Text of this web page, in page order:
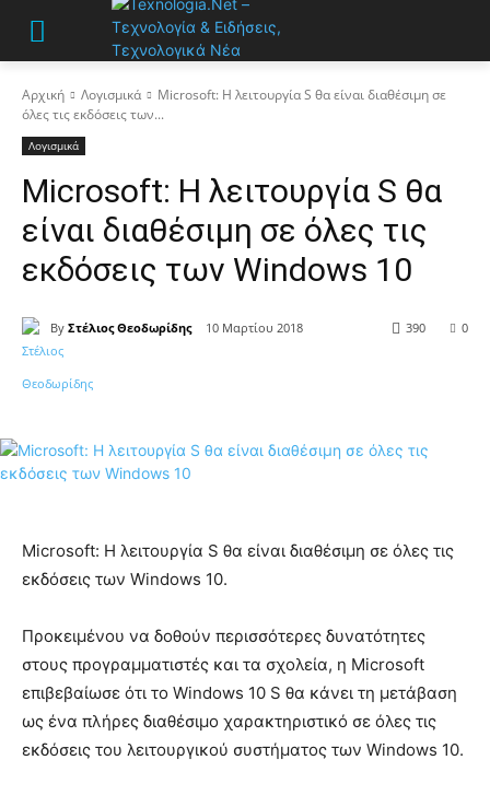
Αρχική Λογισμικά
Microsoft: Η λειτουργία S θα είναι διαθέσιμη σε
όλες τις εκδόσεις των...
Λογισμικά
Microsoft: Η λειτουργία S θα
είναι διαθέσιμη σε όλες τις
εκδόσεις των Windows 10
By Στέλιος Θεοδωρίδης 10 Μαρτίου 2018 0
390
Microsoft: Η λειτουργία S θα είναι διαθέσιμη σε όλες τις
εκδόσεις των Windows 10.
Προκειμένου να δοθούν περισσότερες δυνατότητες
στους προγραμματιστές και τα σχολεία, η Microsoft
επιβεβαίωσε ότι το Windows 10 S θα κάνει τη μετάβαση
ως ένα πλήρες διαθέσιμο χαρακτηριστικό σε όλες τις
εκδόσεις του λειτουργικού συστήματος των Windows 10.